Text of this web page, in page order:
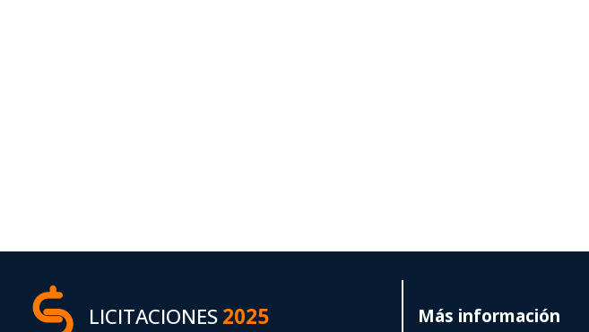
LICITACIONES2025 Más información